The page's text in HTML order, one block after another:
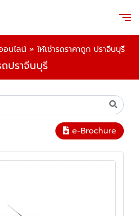
นไลน์ » ให้เช่ารถราคาถูก ปราจีนบุรี
ถปราจีนบุรี
e-Brochure